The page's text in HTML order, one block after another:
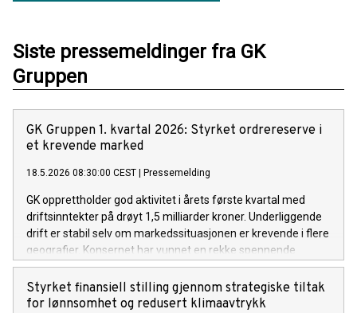
Siste pressemeldinger fra GK
Gruppen
GK Gruppen 1. kvartal 2026: Styrket ordrereserve i
et krevende marked
18.5.2026 08:30:00 CEST Pressemelding
GK opprettholder god aktivitet i årets første kvartal med
driftsinntekter på drøyt 1,5 milliarder kroner. Underliggende
drift er stabil selv om markedssituasjonen er krevende i flere
geografier. Konsernet har vunnet en rekke spennende
prosjekter i kvartalet og ordrereserven er styrket.
Styrket finansiell stilling gjennom strategiske tiltak
for lønnsomhet og redusert klimaavtrykk